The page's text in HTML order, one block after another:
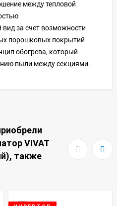
между тепловой
за счет возможности
порошковых покрытий
обогрева, который
пыли между секциями.
VIVAT
также